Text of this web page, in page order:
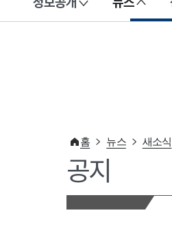
이 누리집은 대한민국 공식 전자정부
홈 뉴스 새소식
공지